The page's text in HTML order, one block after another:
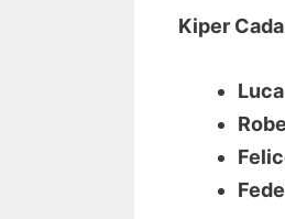
Kiper